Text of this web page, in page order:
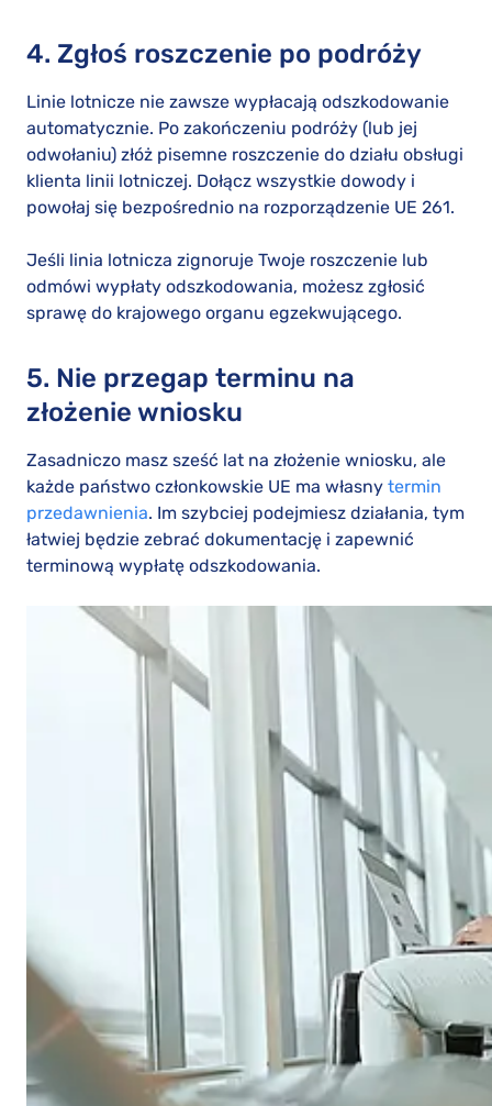
4. Zgłoś roszczenie po podróży
Linie lotnicze nie zawsze wypłacają odszkodowanie
automatycznie. Po zakończeniu podróży (lub jej
odwołaniu) złóż pisemne roszczenie do działu obsługi
klienta linii lotniczej. Dołącz wszystkie dowody i
powołaj się bezpośrednio na rozporządzenie UE 261.
Jeśli linia lotnicza zignoruje Twoje roszczenie lub
odmówi wypłaty odszkodowania, możesz zgłosić
sprawę do krajowego organu egzekwującego.
5. Nie przegap terminu na
złożenie wniosku
Zasadniczo masz sześć lat na złożenie wniosku, ale
każde państwo członkowskie UE ma własny termin
przedawnienia. Im szybciej podejmiesz działania, tym
łatwiej będzie zebrać dokumentację i zapewnić
terminową wypłatę odszkodowania.